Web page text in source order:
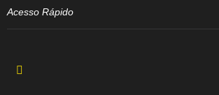
Acesso Rápido